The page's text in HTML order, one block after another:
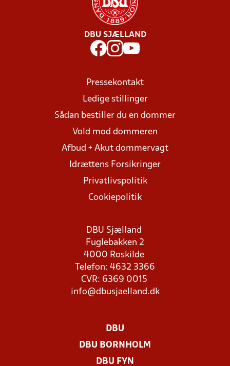
DBU SJÆLLAND
Pressekontakt
Ledige stillinger
Sådan bestiller du en dommer
Vold mod dommeren
Afbud + Akut dommervagt
Idrættens Forsikringer
Privatlivspolitik
Cookiepolitik
DBU Sjælland
Fuglebakken 2
4000 Roskilde
Telefon: 4632 3366
CVR: 6369 0015
info@dbusjaelland.dk
DBU
DBU BORNHOLM
DBU FYN